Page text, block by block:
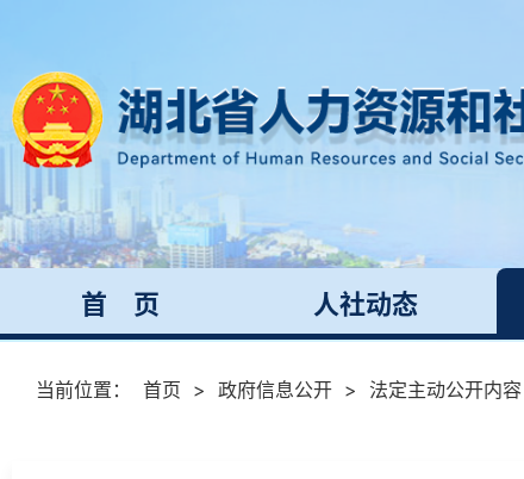
首 页 人社动态
当前位置： 首页 > 政府信息公开 > 法定主动公开内容